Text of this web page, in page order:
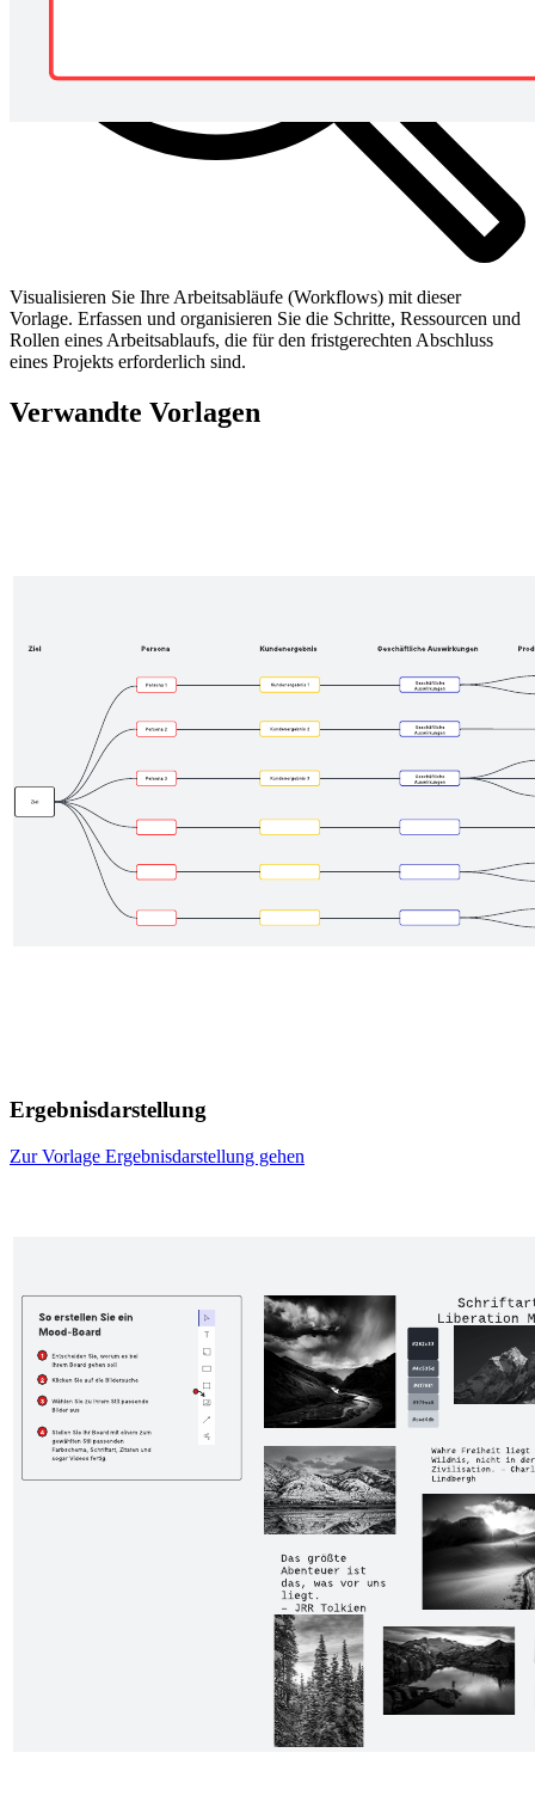
Visualisieren Sie Ihre Arbeitsabläufe (Workflows) mit dieser
Vorlage. Erfassen und organisieren Sie die Schritte, Ressourcen und
Rollen eines Arbeitsablaufs, die für den fristgerechten Abschluss
eines Projekts erforderlich sind.
Verwandte Vorlagen
Ergebnisdarstellung
Zur Vorlage Ergebnisdarstellung gehen